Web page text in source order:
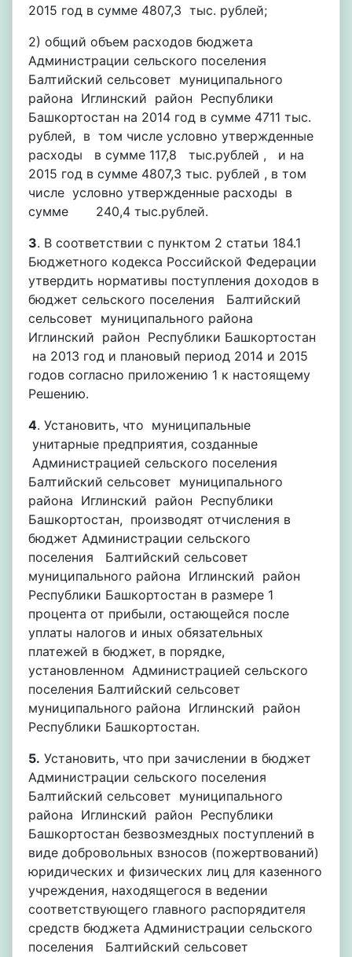
2015 год в сумме 4807,3 тыс. рублей;
2) общий объем расходов бюджета
Администрации сельского поселения
Балтийский сельсовет муниципального
района Иглинский район Республики
Башкортостан на 2014 год в сумме 4711 тыс.
рублей, в том числе условно утвержденные
расходы в сумме 117,8 тыс.рублей , и на
2015 год в сумме 4807,3 тыс. рублей , в том
числе условно утвержденные расходы в
сумме 240,4 тыс.рублей.
3. В соответствии с пунктом 2 статьи 184.1
Бюджетного кодекса Российской Федерации
утвердить нормативы поступления доходов в
бюджет сельского поселения Балтийский
сельсовет муниципального района
Иглинский район Республики Башкортостан
на 2013 год и плановый период 2014 и 2015
годов согласно приложению 1 к настоящему
Решению.
4. Установить, что муниципальные
унитарные предприятия, созданные
Администрацией сельского поселения
Балтийский сельсовет муниципального
района Иглинский район Республики
Башкортостан, производят отчисления в
бюджет Администрации сельского
поселения Балтийский сельсовет
муниципального района Иглинский район
Республики Башкортостан в размере 1
процента от прибыли, остающейся после
уплаты налогов и иных обязательных
платежей в бюджет, в порядке,
установленном Администрацией сельского
поселения Балтийский сельсовет
муниципального района Иглинский район
Республики Башкортостан.
5. Установить, что при зачислении в бюджет
Администрации сельского поселения
Балтийский сельсовет муниципального
района Иглинский район Республики
Башкортостан безвозмездных поступлений в
виде добровольных взносов (пожертвований)
юридических и физических лиц для казенного
учреждения, находящегося в ведении
соответствующего главного распорядителя
средств бюджета Администрации сельского
поселения Балтийский сельсовет